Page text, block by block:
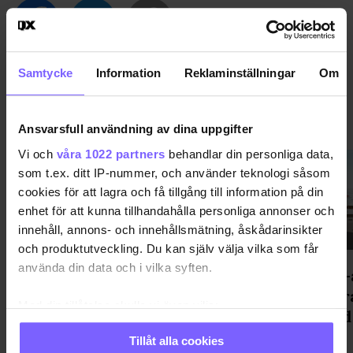
Samtycke Information Reklaminställningar Om
Ansvarsfull användning av dina uppgifter
Vi och våra 1022 partners behandlar din personliga data,
som t.ex. ditt IP-nummer, och använder teknologi såsom
cookies för att lagra och få tillgång till information på din
enhet för att kunna tillhandahålla personliga annonser och
innehåll, annons- och innehållsmätning, åskådarinsikter
och produktutveckling. Du kan själv välja vilka som får
använda din data och i vilka syften.
Med din tillåtelse skulle vi även vilja:
Samla in information om din geografiska plats
som kan ha en noggrannhet på upp till flera meter
Tillåt alla cookies
Många hbtqi-resenärer döljer sin